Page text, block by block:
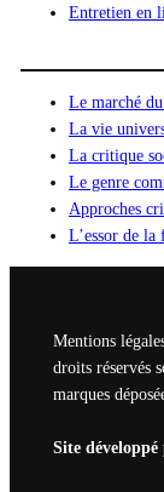
Entretien en
Le marché
La vie
La critique
Le genre
Approches
L’essor de
Mentions
droits réservés
marques
Site développé